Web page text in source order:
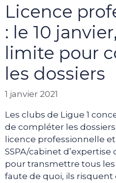
Licence
: le 10
limite pour
les dossiers
1 janvier 2021
Les clubs de Ligue 1
de compléter les dossiers
licence professionnelle
SSPA/cabinet d’expertise
pour transmettre tous les
faute de quoi, ils